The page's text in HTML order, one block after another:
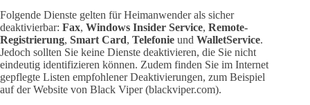
Folgende Dienste gelten für Heimanwender als sicher
deaktivierbar: Fax, Windows Insider Service, Remote-
Registrierung, Smart Card, Telefonie und WalletService.
Jedoch sollten Sie keine Dienste deaktivieren, die Sie nicht
eindeutig identifizieren können. Zudem finden Sie im Internet
gepflegte Listen empfohlener Deaktivierungen, zum Beispiel
auf der Website von Black Viper (blackviper.com).